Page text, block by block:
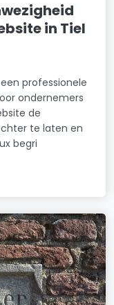
in Tiel
professionele
ondernemers
de
te laten en
begri